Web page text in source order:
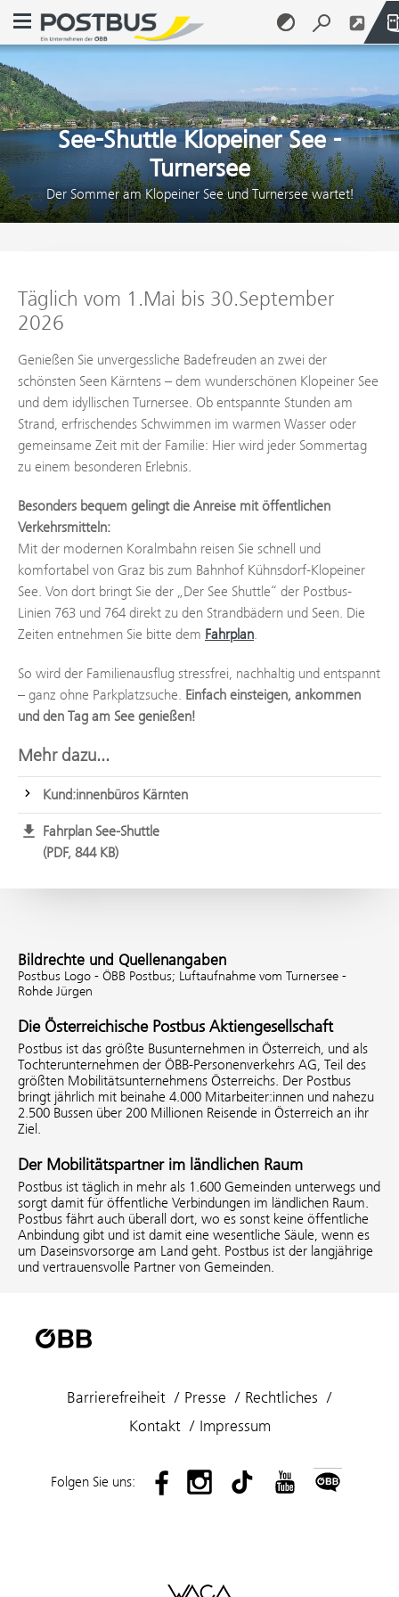
Zum Inhalt springen (Alt + 0)
Zum Menü springen (Alt + 1)
Navigationsmenü öffnen
See-Shuttle Klopeiner See -
Turnersee
Der Sommer am Klopeiner See und Turnersee wartet!
Täglich vom 1.Mai bis 30.September
2026
Genießen Sie unvergessliche Badefreuden an zwei der
schönsten Seen Kärntens – dem wunderschönen Klopeiner See
und dem idyllischen Turnersee. Ob entspannte Stunden am
Strand, erfrischendes Schwimmen im warmen Wasser oder
gemeinsame Zeit mit der Familie: Hier wird jeder Sommertag
zu einem besonderen Erlebnis.
Besonders bequem gelingt die Anreise mit öffentlichen
Verkehrsmitteln:
Mit der modernen Koralmbahn reisen Sie schnell und
komfortabel von Graz bis zum Bahnhof Kühnsdorf-Klopeiner
See. Von dort bringt Sie der „Der See Shuttle“ der Postbus-
Linien 763 und 764 direkt zu den Strandbädern und Seen. Die
Zeiten entnehmen Sie bitte dem Fahrplan.
So wird der Familienausflug stressfrei, nachhaltig und entspannt
– ganz ohne Parkplatzsuche. Einfach einsteigen, ankommen
und den Tag am See genießen!
Mehr dazu...
Kund:innenbüros Kärnten
Fahrplan See-Shuttle
PDF, 844 KB
Bildrechte und Quellenangaben
Postbus Logo - ÖBB Postbus; Luftaufnahme vom Turnersee -
Rohde Jürgen
Die Österreichische Postbus Aktiengesellschaft
Postbus ist das größte Busunternehmen in Österreich, und als
Tochterunternehmen der ÖBB-Personenverkehrs AG, Teil des
größten Mobilitätsunternehmens Österreichs. Der Postbus
bringt jährlich mit beinahe 4.000 Mitarbeiter:innen und nahezu
2.500 Bussen über 200 Millionen Reisende in Österreich an ihr
Ziel.
Der Mobilitätspartner im ländlichen Raum
Postbus ist täglich in mehr als 1.600 Gemeinden unterwegs und
sorgt damit für öffentliche Verbindungen im ländlichen Raum.
Postbus fährt auch überall dort, wo es sonst keine öffentliche
Anbindung gibt und ist damit eine wesentliche Säule, wenn es
um Daseinsvorsorge am Land geht. Postbus ist der langjährige
und vertrauensvolle Partner von Gemeinden.
Barrierefreiheit Presse
Rechtliches
Kontakt
Impressum
Folgen Sie uns: